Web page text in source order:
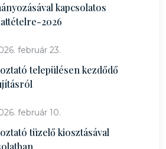
kapcsolatos
2026
február 23.
településen kezdődő
február 10.
tüzelő kiosztásával